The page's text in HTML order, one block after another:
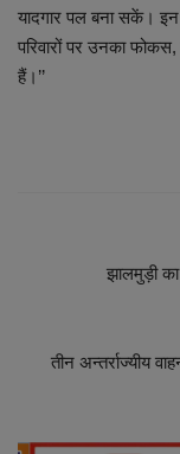
यादगार पल बना सकें।
परिवारों पर उनका
हैं।’’
झालमुड़ी
तीन अन्तर्राज्यीय